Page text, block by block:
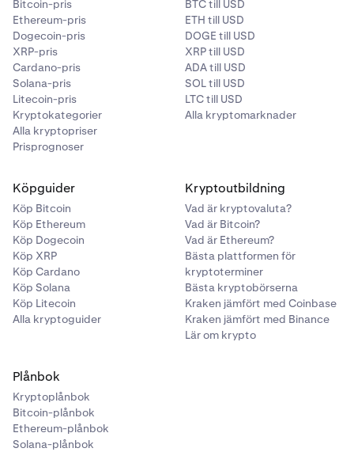
Bitcoin-pris
Ethereum-pris
Dogecoin-pris
XRP-pris
Cardano-pris
Solana-pris
Litecoin-pris
Kryptokategorier
Alla kryptopriser
Prisprognoser
BTC till USD
ETH till USD
DOGE till USD
XRP till USD
ADA till USD
SOL till USD
LTC till USD
Alla kryptomarknader
Köpguider
Köp Bitcoin
Köp Ethereum
Köp Dogecoin
Köp XRP
Köp Cardano
Köp Solana
Köp Litecoin
Alla kryptoguider
Kryptoutbildning
Vad är kryptovaluta?
Vad är Bitcoin?
Vad är Ethereum?
Bästa plattformen för
kryptoterminer
Bästa kryptobörserna
Kraken jämfört med Coinbase
Kraken jämfört med Binance
Lär om krypto
Plånbok
Kryptoplånbok
Bitcoin-plånbok
Ethereum-plånbok
Solana-plånbok